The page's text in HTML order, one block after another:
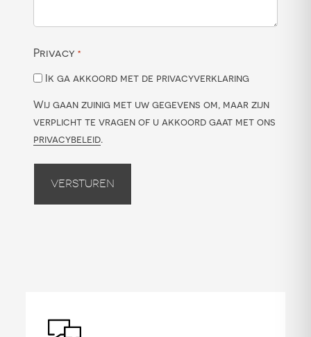
Privacy *
Ik ga akkoord met de privacyverklaring
Wij gaan zuinig met uw gegevens om, maar zijn
verplicht te vragen of u akkoord gaat met ons
privacybeleid.
Versturen